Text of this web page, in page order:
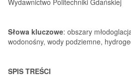
Słowa kluczowe: obszary
wodonośny, wody podziemne,
SPIS TREŚCI